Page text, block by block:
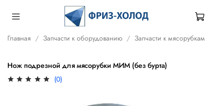
Главная Запчасти к оборудованию Запчасти к мясорубкам
Нож подрезной для мясорубки МИМ (без бурта)
(0)